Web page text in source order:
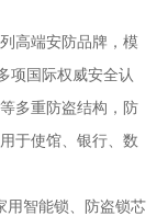
高端安防品牌，模
项国际权威安全认
多重防盗结构，防
于使馆、银行、数
智能锁、防盗锁芯